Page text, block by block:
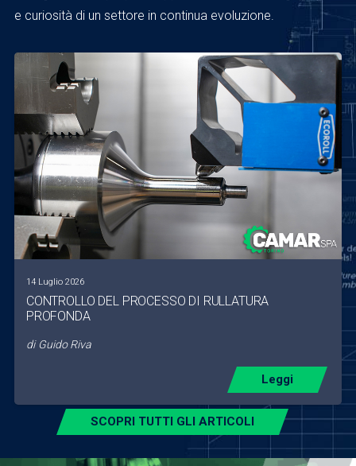
e curiosità di un settore in continua evoluzione.
14 Luglio 2026
CONTROLLO DEL PROCESSO DI RULLATURA
PROFONDA
di Guido Riva
Leggi
SCOPRI TUTTI GLI ARTICOLI